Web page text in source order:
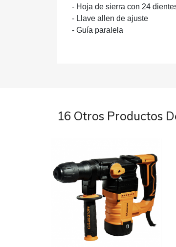
- Hoja de sierra con 24
- Llave allen de ajuste
- Guía paralela
16 Otros Productos